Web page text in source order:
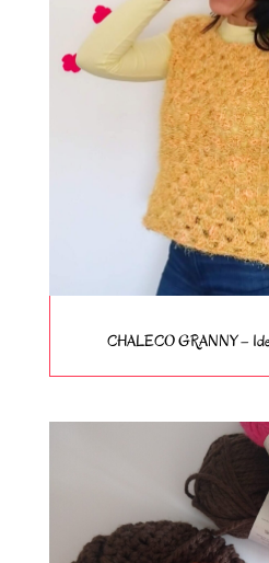
CHALECO GRANNY –